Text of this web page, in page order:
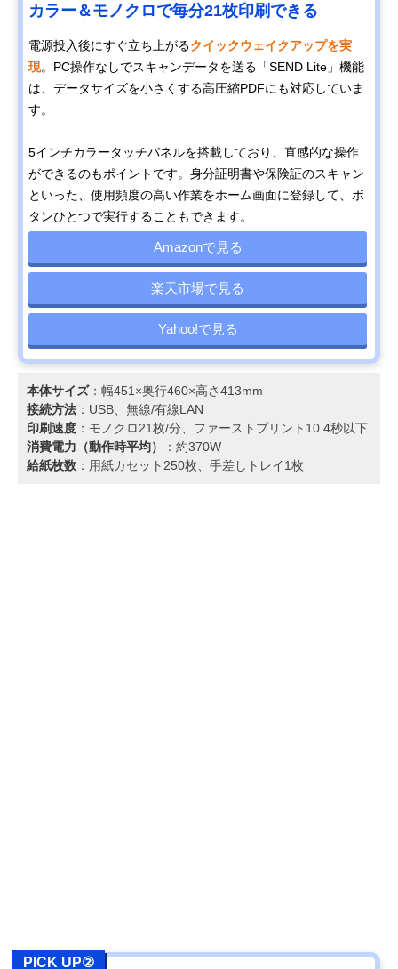
カラー＆モノクロで毎分21枚印刷できる
電源投入後にすぐ立ち上がるクイックウェイクアップを実
現。PC操作なしでスキャンデータを送る「SEND Lite」機能
は、データサイズを小さくする高圧縮PDFにも対応していま
す。
5インチカラータッチパネルを搭載しており、直感的な操作
ができるのもポイントです。身分証明書や保険証のスキャン
といった、使用頻度の高い作業をホーム画面に登録して、ボ
タンひとつで実行することもできます。
Amazonで見る
楽天市場で見る
Yahoo!で見る
本体サイズ：幅451×奥行460×高さ413mm
接続方法 ：USB、無線/有線LAN
印刷速度 ：モノクロ21枚/分、ファーストプリント10.4秒以下
消費電力（動作時平均）
：約370W
給紙枚数 ：用紙カセット250枚、手差しトレイ1枚
PICK UP②